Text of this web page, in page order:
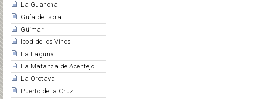
La Guancha
Guía de Isora
Güímar
Icod de los Vinos
La Laguna
La Matanza de Acentejo
La Orotava
Puerto de la Cruz